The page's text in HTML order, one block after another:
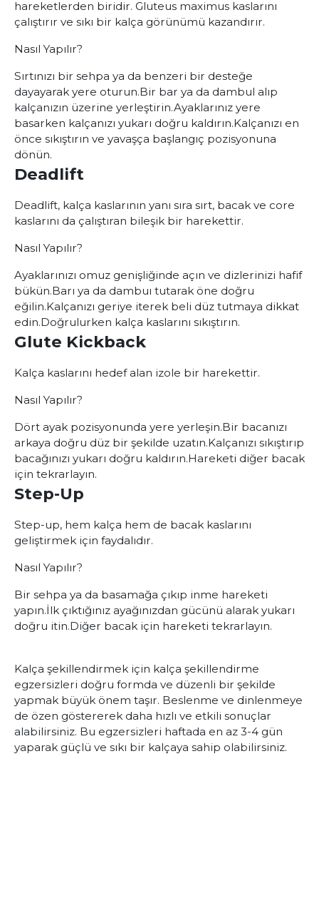
hareketlerden biridir. Gluteus maximus kaslarını
çalıştırır ve sıkı bir kalça görünümü kazandırır.
Nasıl Yapılır?
Sırtınızı bir sehpa ya da benzeri bir desteğe
dayayarak yere oturun.Bir bar ya da dambul alıp
kalçanızın üzerine yerleştirin.Ayaklarınız yere
basarken kalçanızı yukarı doğru kaldırın.Kalçanızı en
önce sıkıştırın ve yavaşça başlangıç pozisyonuna
dönün.
Deadlift
Deadlift, kalça kaslarının yanı sıra sırt, bacak ve core
kaslarını da çalıştıran bileşik bir harekettir.
Nasıl Yapılır?
Ayaklarınızı omuz genişliğinde açın ve dizlerinizi hafif
bükün.Barı ya da dambuı tutarak öne doğru
eğilin.Kalçanızı geriye iterek beli düz tutmaya dikkat
edin.Doğrulurken kalça kaslarını sıkıştırın.
Glute Kickback
Kalça kaslarını hedef alan izole bir harekettir.
Nasıl Yapılır?
Dört ayak pozisyonunda yere yerleşin.Bir bacanızı
arkaya doğru düz bir şekilde uzatın.Kalçanızı sıkıştırıp
bacağınızı yukarı doğru kaldırın.Hareketi diğer bacak
için tekrarlayın.
Step-Up
Step-up, hem kalça hem de bacak kaslarını
geliştirmek için faydalıdır.
Nasıl Yapılır?
Bir sehpa ya da basamağa çıkıp inme hareketi
yapın.İlk çıktığınız ayağınızdan gücünü alarak yukarı
doğru itin.Diğer bacak için hareketi tekrarlayın.
Kalça şekillendirmek için kalça şekillendirme
egzersizleri doğru formda ve düzenli bir şekilde
yapmak büyük önem taşır. Beslenme ve dinlenmeye
de özen göstererek daha hızlı ve etkili sonuçlar
alabilirsiniz. Bu egzersizleri haftada en az 3-4 gün
yaparak güçlü ve sıkı bir kalçaya sahip olabilirsiniz.